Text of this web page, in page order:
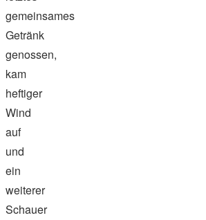
gemeinsames
Getränk
genossen,
kam
heftiger
Wind
auf
und
ein
weiterer
Schauer